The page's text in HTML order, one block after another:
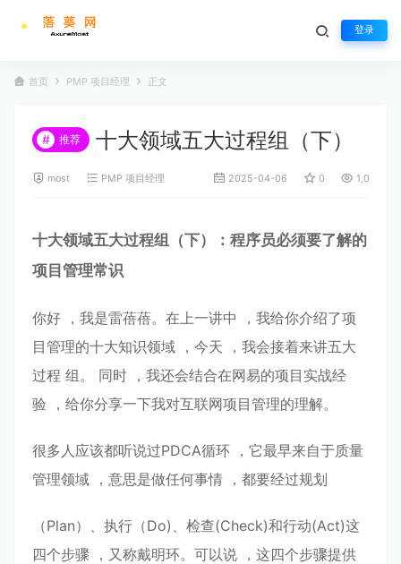
登录
首页 PMP 项目经理 正文
# 推荐 ⼗⼤领域五⼤过程组（下）
most PMP 项目经理 2025-04-06 0 1,025
⼗⼤领域五⼤过程组（下） ： 程序员必须要了解的
项⽬管理常识
你好 ，我是雷蓓蓓。在上⼀讲中 ，我给你介绍了项
⽬管理的⼗⼤知识领域 ，今天 ，我会接着来讲五⼤
过程 组。 同时 ，我还会结合在⽹易的项⽬实战经
验 ，给你分享⼀下我对互联⽹项⽬管理的理解。
很多⼈应该都听说过PDCA循环 ，它最早来⾃于质量
管理领域 ，意思是做任何事情 ，都要经过规划
（Plan）、执⾏（Do)、检查(Check)和⾏动(Act)这
四个步骤 ，⼜称戴明环。可以说 ，这四个步骤提供